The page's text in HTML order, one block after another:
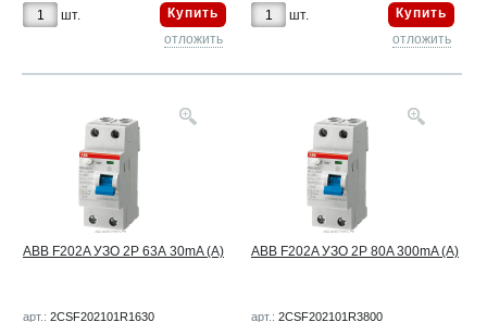
шт.
Купить
отложить
шт.
Купить
отложить
ABB F202A УЗО 2Р 63А 30mA (А)
арт.: 2CSF202101R1630
ABB F202A УЗО 2Р 80A 300mA (A)
арт.: 2CSF202101R3800